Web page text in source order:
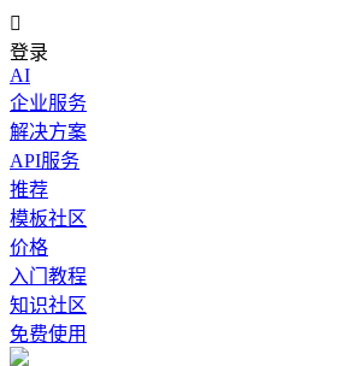

登录
AI
企业服务
解决方案
API服务
推荐
模板社区
价格
入门教程
知识社区
免费使用